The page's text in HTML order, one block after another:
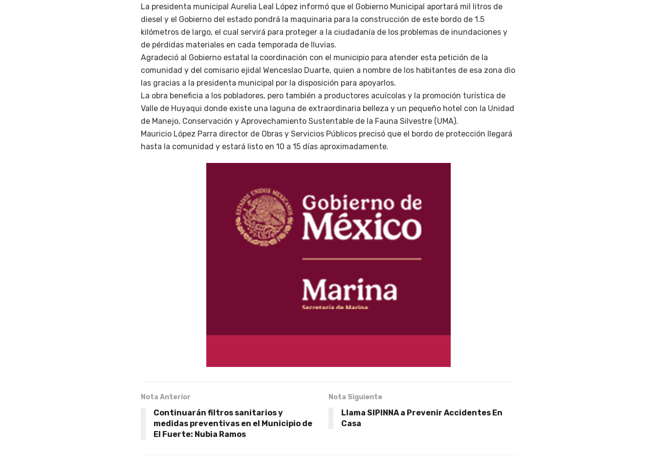
La presidenta municipal Aurelia Leal López informó que el Gobierno Municipal aportará mil litros de
diesel y el Gobierno del estado pondrá la maquinaria para la construcción de este bordo de 1.5
kilómetros de largo, el cual servirá para proteger a la ciudadanía de los problemas de inundaciones y
de pérdidas materiales en cada temporada de lluvias.
Agradeció al Gobierno estatal la coordinación con el municipio para atender esta petición de la
comunidad y del comisario ejidal Wenceslao Duarte, quien a nombre de los habitantes de esa zona dio
las gracias a la presidenta municipal por la disposición para apoyarlos.
La obra beneficia a los pobladores, pero también a productores acuícolas y la promoción turística de
Valle de Huyaqui donde existe una laguna de extraordinaria belleza y un pequeño hotel con la Unidad
de Manejo, Conservación y Aprovechamiento Sustentable de la Fauna Silvestre (UMA).
Mauricio López Parra director de Obras y Servicios Públicos precisó que el bordo de protección llegará
hasta la comunidad y estará listo en 10 a 15 días aproximadamente.
Nota Anterior
Continuarán filtros sanitarios y
medidas preventivas en el Municipio de
El Fuerte: Nubia Ramos
Nota Siguiente
Llama SIPINNA a Prevenir Accidentes En
Casa